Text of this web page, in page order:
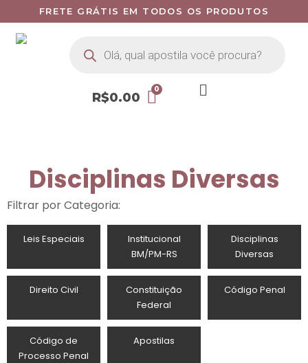
FRETE GRÁTIS EM TODOS OS PRODUTOS
R$0.00
Disciplinas Diversas
Filtrar por Categoria:
Leis Especiais
Institucional
BM/PM-RS
Disciplinas
Diversas
Direito Civil
Constituição
Federal
Código Penal
Código de
Processo Penal
Apostilas